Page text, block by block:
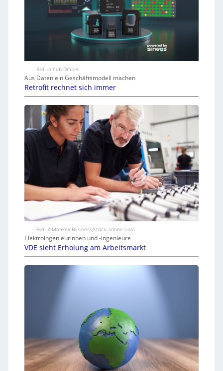
Bild: in.hub GmbH
Aus Daten ein Geschäftsmodell machen
Retrofit rechnet sich immer
Bild: ©Monkey Business/stock.adobe.com
Elektroingenieurinnen und -ingenieure
VDE sieht Erholung am Arbeitsmarkt